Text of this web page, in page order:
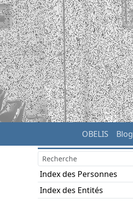
OBELIS Blog
Index des Personnes
Index des Entités